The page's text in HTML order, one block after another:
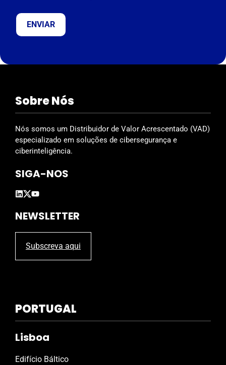
e
s
e
l
d
e
m
t
.
Sobre Nós
Nós somos um Distribuidor de Valor Acrescentado (VAD)
especializado em soluções de cibersegurança e
ciberinteligência.
SIGA-NOS
NEWSLETTER
Subscreva aqui
PORTUGAL
Lisboa
Edifício Báltico